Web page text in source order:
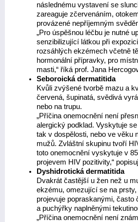
následnému vystavení se
zareaguje zčervenáním,
provázené nepříjemným
„Pro úspěšnou léčbu je nutné
senzibilizující látkou při
rozsáhlých ekzémech včetně
hormonální přípravky, pro
masti,“ říká prof. Jana
Seboroická dermatitida
Kvůli zvýšené tvorbě mazu a
červená, šupinatá, svědivá
nebo na trupu.
„Příčina onemocnění není
alergický podklad. Vyskytuje
tak v dospělosti, nebo ve věku
mužů. Zvláštní skupinu tvoří
toto onemocnění vyskytuje v
projevem HIV pozitivity,“
Dyshidrotická dermatitida
Dvakrát častější u žen než u
ekzému, omezující se na
projevuje popraskanými,
a puchýřky naplněnými
„Příčina onemocnění není